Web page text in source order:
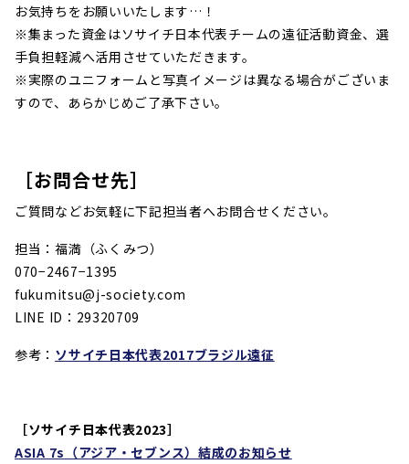
お気持ちをお願いいたします…！
※集まった資金はソサイチ日本代表チームの遠征活動資金、選
手負担軽減へ活用させていただきます。
※実際のユニフォームと写真イメージは異なる場合がございま
すので、あらかじめご了承下さい。
［お問合せ先］
ご質問などお気軽に下記担当者へお問合せください。
担当：福満（ふくみつ）
070−2467−1395
fukumitsu@j-society.com
LINE ID：29320709
参考： ソサイチ日本代表2017ブラジル遠征
［ソサイチ日本代表2023］
ASIA 7s （アジア・セブンス）結成のお知らせ